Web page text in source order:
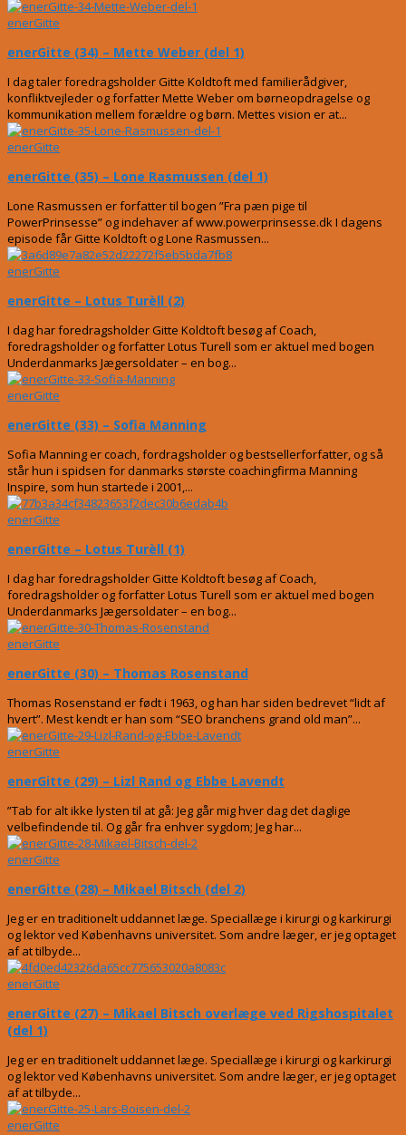
enerGitte
enerGitte (34) – Mette Weber (del 1)
I dag taler foredragsholder Gitte Koldtoft med familierådgiver,
konfliktvejleder og forfatter Mette Weber om børneopdragelse og
kommunikation mellem forældre og børn. Mettes vision er at...
enerGitte
enerGitte (35) – Lone Rasmussen (del 1)
Lone Rasmussen er forfatter til bogen ”Fra pæn pige til
PowerPrinsesse” og indehaver af www.powerprinsesse.dk I dagens
episode får Gitte Koldtoft og Lone Rasmussen...
enerGitte
enerGitte – Lotus Turèll (2)
I dag har foredragsholder Gitte Koldtoft besøg af Coach,
foredragsholder og forfatter Lotus Turell som er aktuel med bogen
Underdanmarks Jægersoldater – en bog...
enerGitte
enerGitte (33) – Sofia Manning
Sofia Manning er coach, fordragsholder og bestsellerforfatter, og så
står hun i spidsen for danmarks største coachingfirma Manning
Inspire, som hun startede i 2001,...
enerGitte
enerGitte – Lotus Turèll (1)
I dag har foredragsholder Gitte Koldtoft besøg af Coach,
foredragsholder og forfatter Lotus Turell som er aktuel med bogen
Underdanmarks Jægersoldater – en bog...
enerGitte
enerGitte (30) – Thomas Rosenstand
Thomas Rosenstand er født i 1963, og han har siden bedrevet “lidt af
hvert”. Mest kendt er han som “SEO branchens grand old man”...
enerGitte
enerGitte (29) – Lizl Rand og Ebbe Lavendt
”Tab for alt ikke lysten til at gå: Jeg går mig hver dag det daglige
velbefindende til. Og går fra enhver sygdom; Jeg har...
enerGitte
enerGitte (28) – Mikael Bitsch (del 2)
Jeg er en traditionelt uddannet læge. Speciallæge i kirurgi og karkirurgi
og lektor ved Københavns universitet. Som andre læger, er jeg optaget
af at tilbyde...
enerGitte
enerGitte (27) – Mikael Bitsch overlæge ved Rigshospitalet
(del 1)
Jeg er en traditionelt uddannet læge. Speciallæge i kirurgi og karkirurgi
og lektor ved Københavns universitet. Som andre læger, er jeg optaget
af at tilbyde...
enerGitte